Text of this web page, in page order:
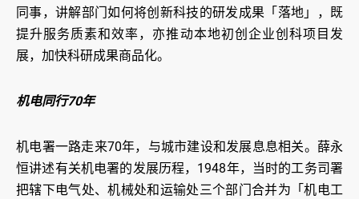
同事，讲解部门如何将创新科技的研发成果「落地」，既
提升服务质素和效率，亦推动本地初创企业创科项目发
展，加快科研成果商品化。
机电同行70年
机电署一路走来70年，与城市建设和发展息息相关。薛永
恒讲述有关机电署的发展历程，1948年，当时的工务司署
把辖下电气处、机械处和运输处三个部门合并为「机电工